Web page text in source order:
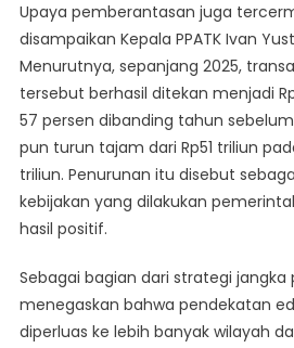
Upaya pemberantasan juga
disampaikan Kepala PPATK Ivan
Menurutnya, sepanjang 2025,
tersebut berhasil ditekan menjadi
57 persen dibanding tahun
pun turun tajam dari Rp51 triliun
triliun. Penurunan itu disebut
kebijakan yang dilakukan
hasil positif.
Sebagai bagian dari strategi
menegaskan bahwa pendekatan
diperluas ke lebih banyak wilayah